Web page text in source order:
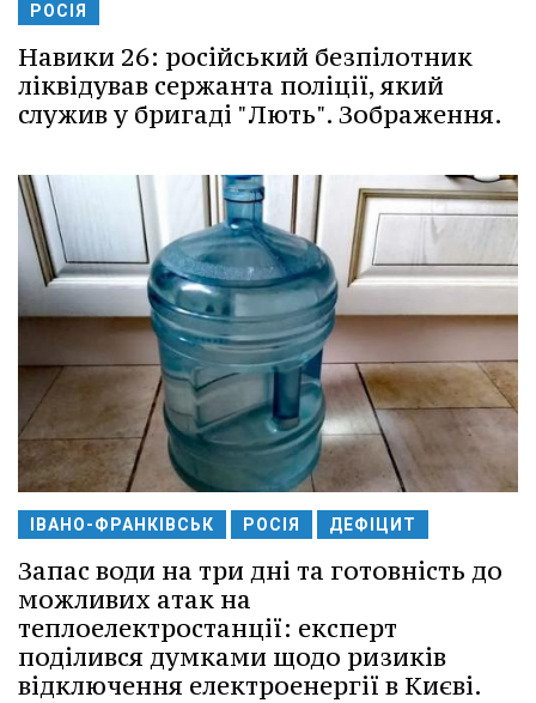
РОСІЯ
Навики 26: російський безпілотник
ліквідував сержанта поліції, який
служив у бригаді "Лють". Зображення.
ІВАНО-ФРАНКІВСЬК РОСІЯ ДЕФІЦИТ
Запас води на три дні та готовність до
можливих атак на
теплоелектростанції: експерт
поділився думками щодо ризиків
відключення електроенергії в Києві.